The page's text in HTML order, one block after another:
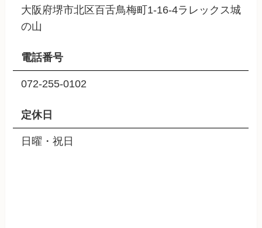
大阪府堺市北区百舌鳥梅町1-16-4ラレックス城
の山
電話番号
072-255-0102
定休日
日曜・祝日